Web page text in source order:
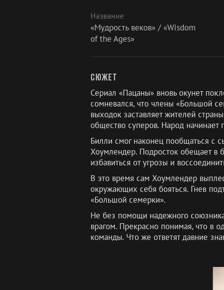
Название
«Мудрость веков» / «Wisdom
of the Ages»
Сюжет
Сериал «Пацаны» вновь окунет
сомневался, что члены «Большой
выходок заставляет жителей
общество суперов. Народ начинает
Билли смог наконец пообщаться с
Хоумлендер. Подросток обещает в
избавиться от угрозы и
В это время сам Хоумлендер
окружающих себя бояться. Гнев
«Большой семерки».
Не без помощи надежного союзника
врагом. Прекрасно понимая, что в
команды. Что же ответят давние